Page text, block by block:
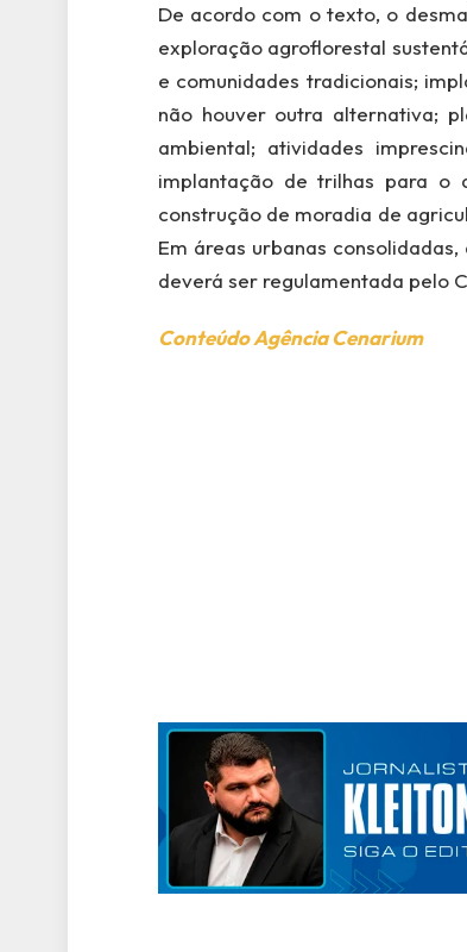
De acordo com o texto, o
exploração agroflorestal
e comunidades tradicionais;
não houver outra alternativa;
ambiental; atividades
implantação de trilhas para o
construção de moradia de
Em áreas urbanas
deverá ser regulamentada pelo
Conteúdo Agência Cenarium